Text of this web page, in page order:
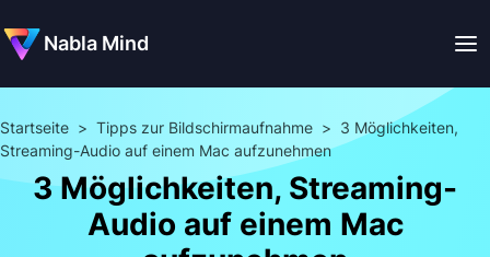
Nabla Mind
Startseite > Tipps zur Bildschirmaufnahme > 3 Möglichkeiten,
Streaming-Audio auf einem Mac aufzunehmen
3 Möglichkeiten, Streaming-
Audio auf einem Mac